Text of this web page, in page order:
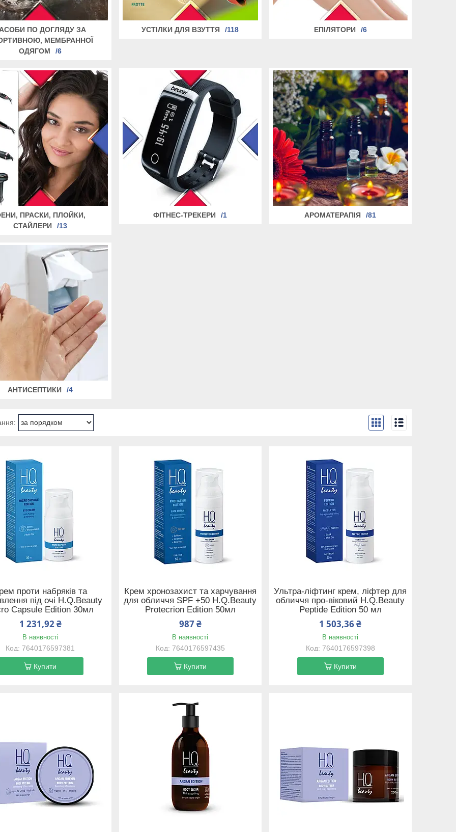
ПО ДОГЛЯДУ ЗА
МЕМБРАННОЇ
ОДЯГОМ
6
УСТІЛКИ ДЛЯ ВЗУТТЯ 118 ЕПІЛЯТОРИ 6
ПРАСКИ, ПЛОЙКИ,
СТАЙЛЕРИ
13
ФІТНЕС-ТРЕКЕРИ 1 АРОМАТЕРАПІЯ 81
АНТИСЕПТИКИ 4
проти набряків та
під очі H.Q.Beauty
Capsule Edition 30мл
1 231,92 ₴
В наявності
7640176597381
Купити
Крем хронозахист та харчування
для обличчя SPF +50 H.Q.Beauty
Protecrion Edition 50мл
987 ₴
В наявності
7640176597435
Купити
Ультра-ліфтинг крем, ліфтер для
обличчя про-віковий H.Q.Beauty
Peptide Edition 50 мл
1 503,36 ₴
В наявності
7640176597398
Купити